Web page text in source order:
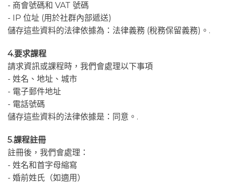
- 商會號碼和 VAT 號碼
- IP 位址 (用於社群內部遞送)
儲存這些資料的法律依據為：法律義務 (稅務保留義務)。.
4.要求課程
請求資訊或課程時，我們會處理以下事項
- 姓名、地址、城市
- 電子郵件地址
- 電話號碼
儲存這些資料的法律依據是：同意。.
5.課程註冊
註冊後，我們會處理：
- 姓名和首字母縮寫
- 婚前姓氏（如適用）